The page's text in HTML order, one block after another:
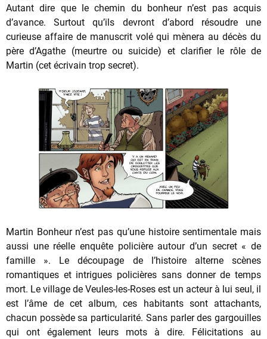
Autant dire que le chemin du bonheur n’est pas acquis
d’avance. Surtout qu’ils devront d’abord résoudre une
curieuse affaire de manuscrit volé qui mènera au décès du
père d’Agathe (meurtre ou suicide) et clarifier le rôle de
Martin (cet écrivain trop secret).
Martin Bonheur n’est pas qu’une histoire sentimentale mais
aussi une réelle enquête policière autour d’un secret « de
famille ». Le découpage de l’histoire alterne scènes
romantiques et intrigues policières sans donner de temps
mort. Le village de Veules-les-Roses est un acteur à lui seul, il
est l’âme de cet album, ces habitants sont attachants,
chacun possède sa particularité. Sans parler des gargouilles
qui ont également leurs mots à dire. Félicitations au